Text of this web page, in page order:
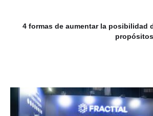
4 formas de aumentar la posibilidad